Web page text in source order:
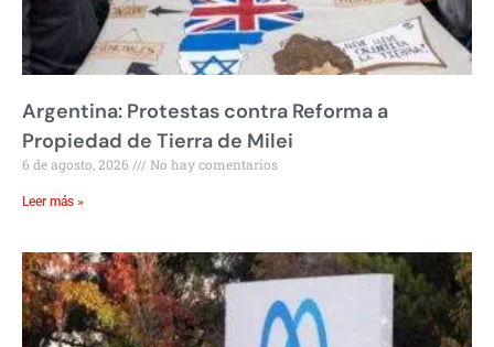
Argentina: Protestas contra Reforma a
Propiedad de Tierra de Milei
6 de agosto, 2026 No hay comentarios
Leer más »